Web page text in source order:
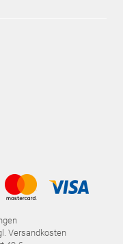
Versandkosten